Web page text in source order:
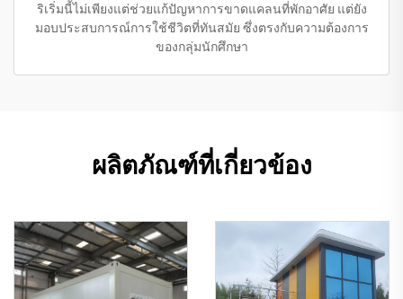
ริเริ่มนี้ไม่เพียงแต่ช่วยแก้ปัญหาการขาดแคลนที่พักอาศัย แต่ยัง
มอบประสบการณ์การใช้ชีวิตที่ทันสมัย ซึ่งตรงกับความต้องการ
ของกลุ่มนักศึกษา
ผลิตภัณฑ์ที่เกี่ยวข้อง